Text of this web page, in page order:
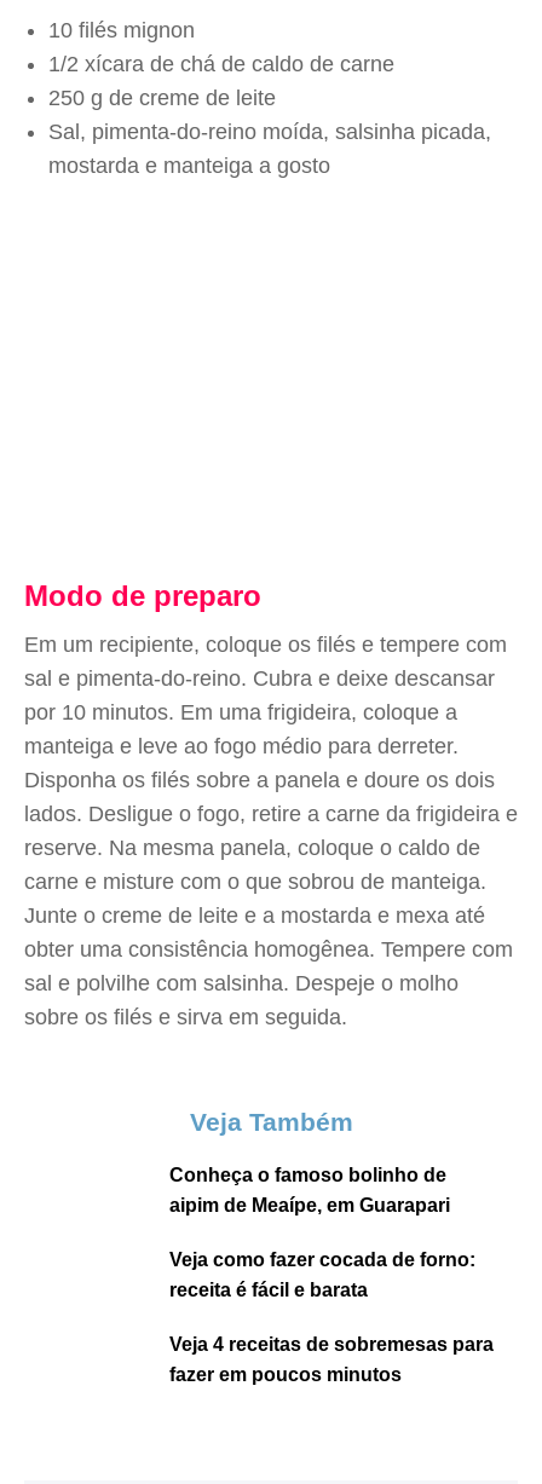
10 filés mignon
1/2 xícara de chá de caldo de carne
250 g de creme de leite
Sal, pimenta-do-reino moída, salsinha picada,
mostarda e manteiga a gosto
Modo de preparo
Em um recipiente, coloque os filés e tempere com
sal e pimenta-do-reino. Cubra e deixe descansar
por 10 minutos. Em uma frigideira, coloque a
manteiga e leve ao fogo médio para derreter.
Disponha os filés sobre a panela e doure os dois
lados. Desligue o fogo, retire a carne da frigideira e
reserve. Na mesma panela, coloque o caldo de
carne e misture com o que sobrou de manteiga.
Junte o creme de leite e a mostarda e mexa até
obter uma consistência homogênea. Tempere com
sal e polvilhe com salsinha. Despeje o molho
sobre os filés e sirva em seguida.
Veja Também
Conheça o famoso bolinho de
aipim de Meaípe, em Guarapari
Veja como fazer cocada de forno:
receita é fácil e barata
Veja 4 receitas de sobremesas para
fazer em poucos minutos